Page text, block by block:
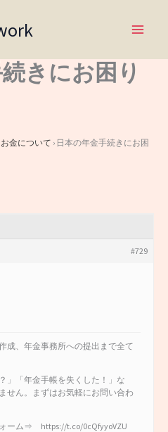
きにお困り
お金について › 日本の年金手続きにお困
#729
成、年金事務所への提出まで全て
」「年金手帳を失くした！」な
せん。まずはお気軽にお問い合わ
ーム⇒ https://t.co/0cQfyyoVZU